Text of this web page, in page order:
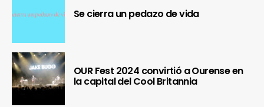
Se cierra un pedazo de vida
OUR Fest 2024 convirtió a Ourense en
la capital del Cool Britannia